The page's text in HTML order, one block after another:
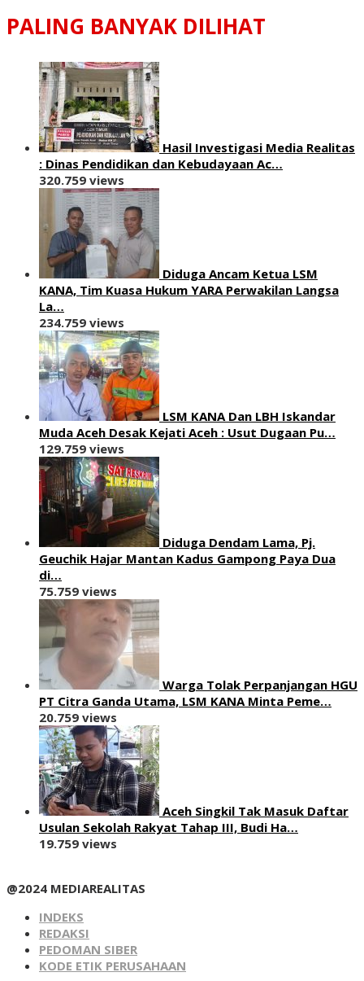
PALING BANYAK DILIHAT
Hasil Investigasi Media Realitas
: ‎Dinas Pendidikan dan Kebudayaan Ac…
320.759 views
Diduga Ancam Ketua LSM
KANA, Tim Kuasa Hukum YARA Perwakilan Langsa
La…
234.759 views
LSM KANA Dan LBH Iskandar
Muda Aceh Desak Kejati Aceh : Usut Dugaan Pu…
129.759 views
Diduga Dendam Lama, Pj.
Geuchik Hajar Mantan Kadus Gampong Paya Dua
di…
75.759 views
Warga Tolak Perpanjangan HGU
PT Citra Ganda Utama, LSM KANA Minta Peme…
20.759 views
Aceh Singkil Tak Masuk Daftar
Usulan Sekolah Rakyat Tahap III, Budi Ha…
19.759 views
@2024 MEDIAREALITAS
INDEKS
REDAKSI
PEDOMAN SIBER
KODE ETIK PERUSAHAAN